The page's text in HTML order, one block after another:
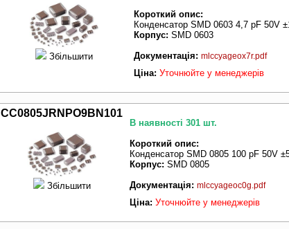
Збільшити
Короткий опис:
Конденсатор SMD 0603 4,7 pF 50V
Корпус: SMD 0603
Документація: mlccyageox7r.pdf
Ціна: Уточнюйте у менеджерів
CC0805JRNPO9BN101
Збільшити
В наявності 301 шт.
Короткий опис:
Конденсатор SMD 0805 100 pF 50V
Корпус: SMD 0805
Документація: mlccyageoc0g.pdf
Ціна: Уточнюйте у менеджерів